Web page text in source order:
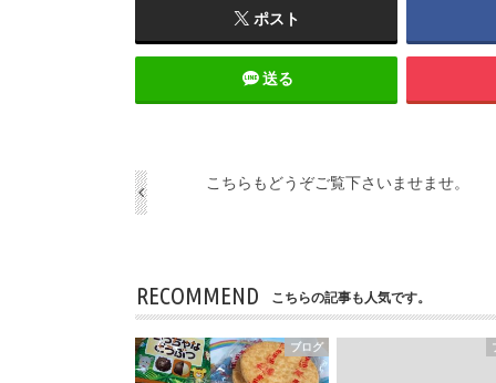
ポスト
送る
こちらもどうぞご覧下さいませませ。
RECOMMEND こちらの記事も人気です。
ブログ